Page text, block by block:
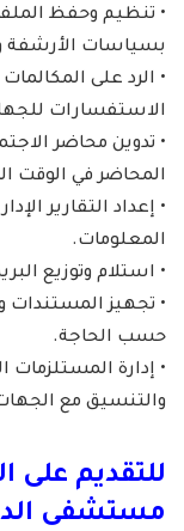
• تنظيم وحفظ
بسياسات الأرشفة
• الرد على
الاستفسارات
• تدوين محاضر
المحاضر في الوقت
• إعداد التقارير
المعلومات.
• استلام وتوزيع
• تجهيز المستندات
حسب الحاجة.
• إدارة المستلزمات
والتنسيق مع
للتقديم على
مستشفى